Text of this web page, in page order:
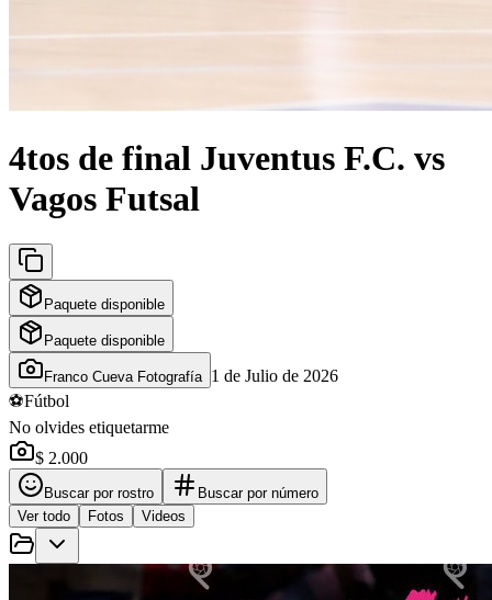
4tos de final Juventus F.C. vs
Vagos Futsal
Paquete disponible
Paquete disponible
Franco Cueva Fotografía 1 de Julio de 2026
⚽Fútbol
No olvides etiquetarme
$ 2.000
Buscar por rostro
Buscar por número
Ver todo
Fotos Videos